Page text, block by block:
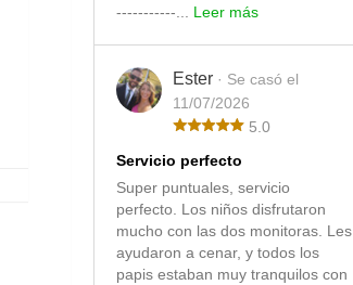
-----------... Leer más
Ester · Se casó el
11/07/2026
5.0
Servicio perfecto
Super puntuales, servicio
perfecto. Los niños disfrutaron
mucho con las dos monitoras. Les
ayudaron a cenar, y todos los
papis estaban muy tranquilos con